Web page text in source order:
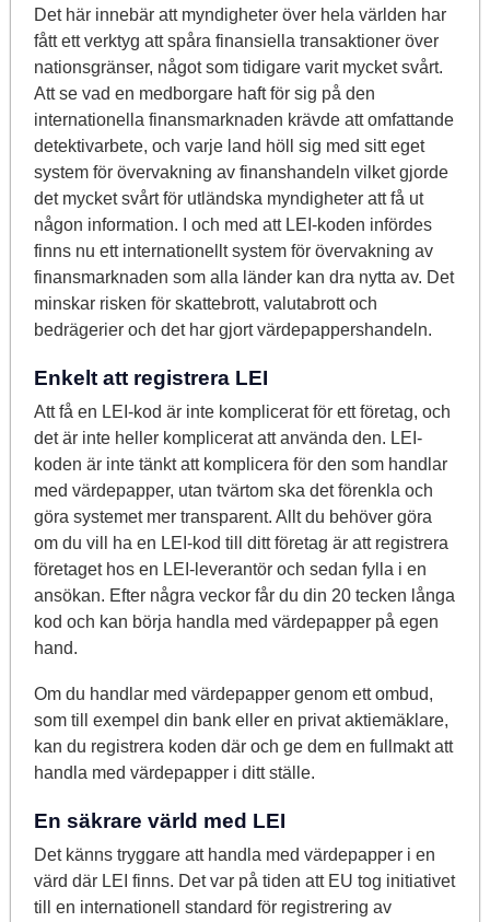
Det här innebär att myndigheter över hela världen har
fått ett verktyg att spåra finansiella transaktioner över
nationsgränser, något som tidigare varit mycket svårt.
Att se vad en medborgare haft för sig på den
internationella finansmarknaden krävde att omfattande
detektivarbete, och varje land höll sig med sitt eget
system för övervakning av finanshandeln vilket gjorde
det mycket svårt för utländska myndigheter att få ut
någon information. I och med att LEI-koden infördes
finns nu ett internationellt system för övervakning av
finansmarknaden som alla länder kan dra nytta av. Det
minskar risken för skattebrott, valutabrott och
bedrägerier och det har gjort värdepappershandeln.
Enkelt att registrera LEI
Att få en LEI-kod är inte komplicerat för ett företag, och
det är inte heller komplicerat att använda den. LEI-
koden är inte tänkt att komplicera för den som handlar
med värdepapper, utan tvärtom ska det förenkla och
göra systemet mer transparent. Allt du behöver göra
om du vill ha en LEI-kod till ditt företag är att registrera
företaget hos en LEI-leverantör och sedan fylla i en
ansökan. Efter några veckor får du din 20 tecken långa
kod och kan börja handla med värdepapper på egen
hand.
Om du handlar med värdepapper genom ett ombud,
som till exempel din bank eller en privat aktiemäklare,
kan du registrera koden där och ge dem en fullmakt att
handla med värdepapper i ditt ställe.
En säkrare värld med LEI
Det känns tryggare att handla med värdepapper i en
värd där LEI finns. Det var på tiden att EU tog initiativet
till en internationell standard för registrering av